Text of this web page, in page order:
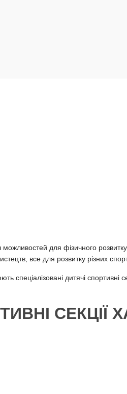
можливостей для фізичного
все для розвитку різних
дитячі спортивні
СЕКЦІЇ